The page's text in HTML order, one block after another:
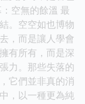
空無的餘溫 最
。空空如也博物
，而是讓人學會
有所有，而是深
力。那些失落的
它們並非真的消
，以一種更為純